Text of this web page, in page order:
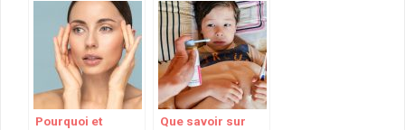
traditionnelle
chinoise
multiples effets
bénéfiques
Pourquoi et
Que savoir sur